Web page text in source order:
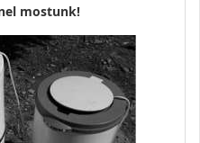
mostunk!